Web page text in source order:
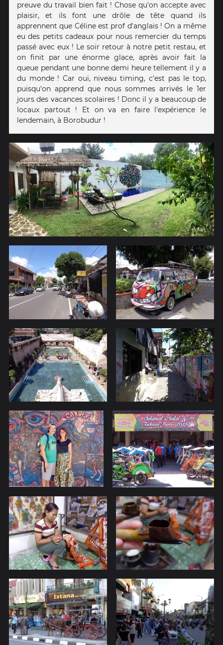
preuve du travail bien fait ! Chose qu'on accepte avec
plaisir, et ils font une drôle de tête quand ils
apprennent que Céline est prof d'anglais ! On a même
eu des petits cadeaux pour nous remercier du temps
passé avec eux ! Le soir retour à notre petit restau, et
on finit par une énorme glace, après avoir fait la
queue pendant une bonne demi heure tellement il y a
du monde ! Car oui, niveau timing, c'est pas le top,
puisqu'on apprend que nous sommes arrivés le 1er
jours des vacances scolaires ! Donc il y a beaucoup de
locaux partout ! Et on va en faire l'expérience le
lendemain, à Borobudur !